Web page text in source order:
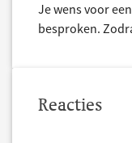
Je wens voor
besproken.
Reacties